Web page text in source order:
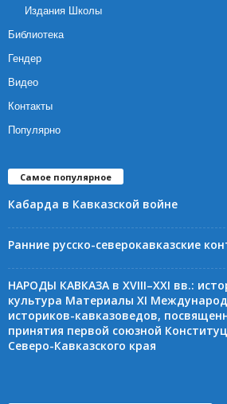
Издания Школы
Библиотека
Гендер
Видео
Контакты
Популярно
Самое популярное
Кабарда в Кавказской войне
Ранние русско-северокавказские
НАРОДЫ КАВКАЗА в XVIII–XXI вв.:
культура Материалы XI
историков-кавказоведов,
принятия первой союзной
Северо-Кавказского края